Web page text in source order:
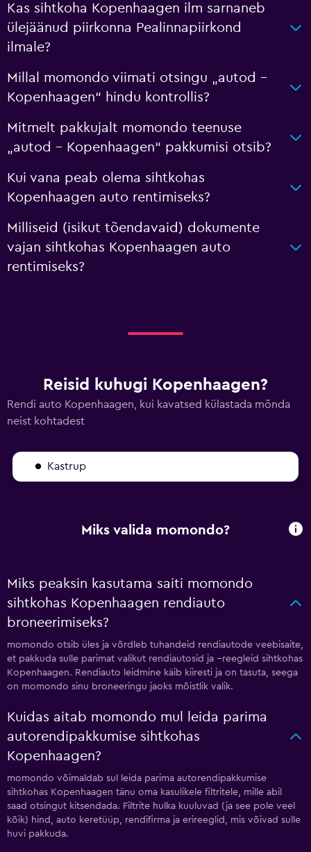
Kas sihtkoha Kopenhaagen ilm sarnaneb
ülejäänud piirkonna Pealinnapiirkond
ilmale?
Millal momondo viimati otsingu „autod –
Kopenhaagen“ hindu kontrollis?
Mitmelt pakkujalt momondo teenuse
„autod – Kopenhaagen“ pakkumisi otsib?
Kui vana peab olema sihtkohas
Kopenhaagen auto rentimiseks?
Milliseid (isikut tõendavaid) dokumente
vajan sihtkohas Kopenhaagen auto
rentimiseks?
Reisid kuhugi Kopenhaagen?
Rendi auto Kopenhaagen, kui kavatsed külastada mõnda
neist kohtadest
Kastrup
Miks valida momondo?
Miks peaksin kasutama saiti momondo
sihtkohas Kopenhaagen rendiauto
broneerimiseks?
momondo otsib üles ja võrdleb tuhandeid rendiautode veebisaite,
et pakkuda sulle parimat valikut rendiautosid ja --reegleid sihtkohas
Kopenhaagen. Rendiauto leidmine käib kiiresti ja on tasuta, seega
on momondo sinu broneeringu jaoks mõistlik valik.
Kuidas aitab momondo mul leida parima
autorendipakkumise sihtkohas
Kopenhaagen?
momondo võimaldab sul leida parima autorendipakkumise
sihtkohas Kopenhaagen tänu oma kasulikele filtritele, mille abil
saad otsingut kitsendada. Filtrite hulka kuuluvad (ja see pole veel
kõik) hind, auto keretüüp, rendifirma ja erireeglid, mis võivad sulle
huvi pakkuda.